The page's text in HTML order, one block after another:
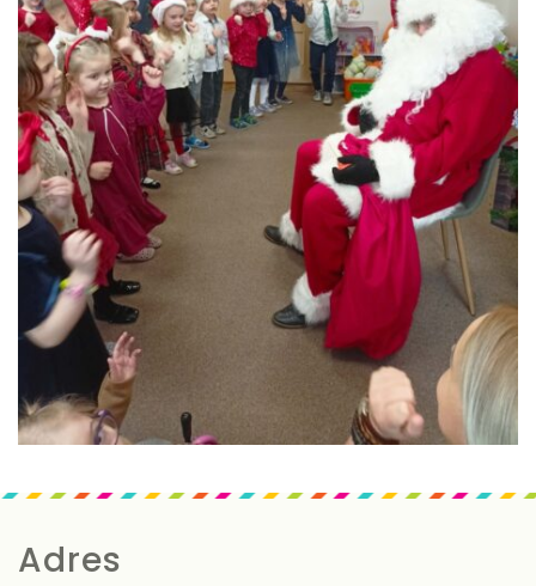
Adres